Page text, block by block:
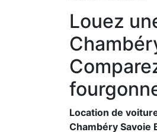
Louez
Location de
Chambéry Savoie